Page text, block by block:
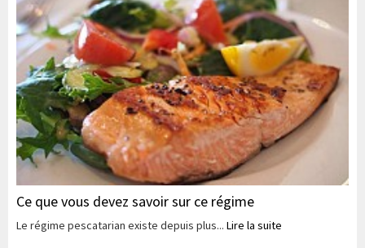
Ce que vous devez savoir sur ce régime
Le régime pescatarian existe depuis plus... Lire la suite